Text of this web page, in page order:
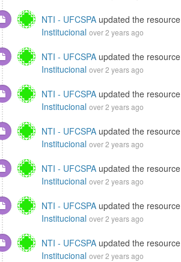
NTI - UFCSPA updated the resource
Institucional over 2 years ago
NTI - UFCSPA updated the resource
Institucional over 2 years ago
NTI - UFCSPA updated the resource
Institucional over 2 years ago
NTI - UFCSPA updated the resource
Institucional over 2 years ago
NTI - UFCSPA updated the resource
Institucional over 2 years ago
NTI - UFCSPA updated the resource
Institucional over 2 years ago
NTI - UFCSPA updated the resource
Institucional over 2 years ago